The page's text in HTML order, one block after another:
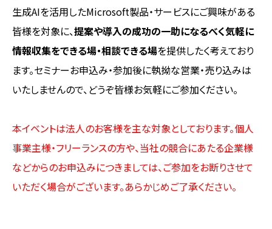
生成AIを活用したMicrosoft製品・サービスにご興味がある
皆様を対象に、提案や導入の成功の一助になるべく気軽に
情報収集をできる場・相談できる場を提供したく考えており
ます。セミナーお申込み・参加後に執拗な営業・売り込みは
いたしませんので、どうぞ皆様お気軽にご参加ください。
本イベントは法人のお客様を主な対象としております。個人
事業主様・フリーランスの方や、当社の競合にあたる企業様
などからのお申込みにつきましては、ご参加をお断りさせて
いただく場合がございます。あらかじめご了承ください。